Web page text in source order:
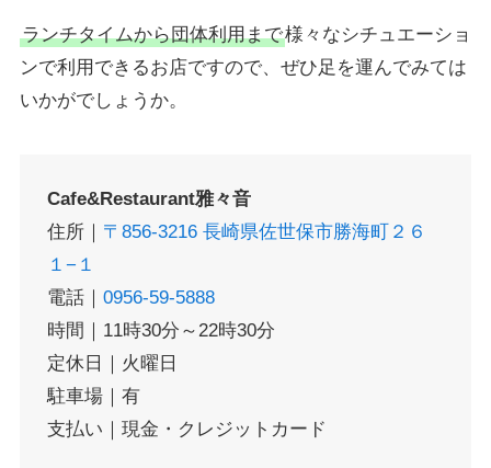
ランチタイムから団体利用まで様々なシチュエーショ
ンで利用できるお店ですので、ぜひ足を運んでみては
いかがでしょうか。
Cafe&Restaurant雅々音
住所｜ 〒856-3216 長崎県佐世保市勝海町２６
１−１
電話｜0956-59-5888
時間｜11時30分～22時30分
定休日｜火曜日
駐車場｜有
支払い｜現金・クレジットカード